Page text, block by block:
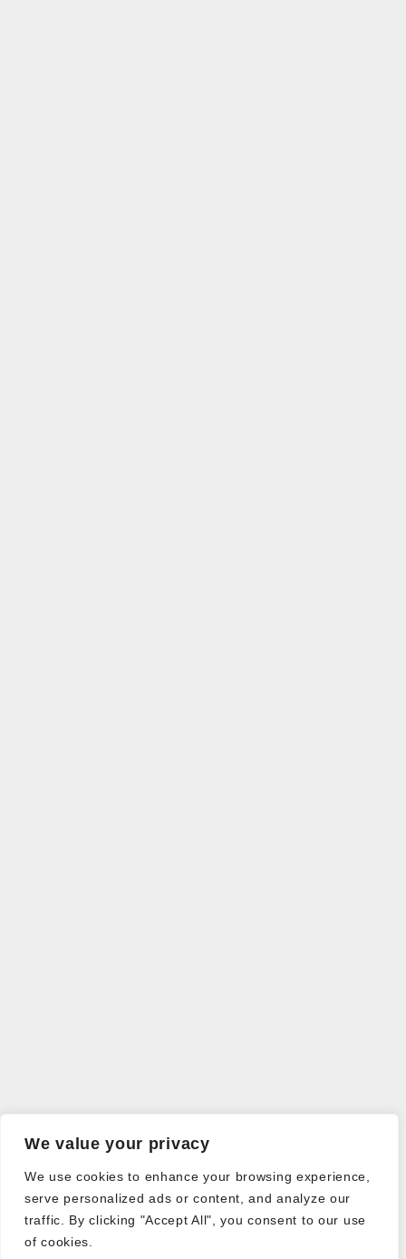
We value your privacy
We use cookies to enhance your browsing experience,
serve personalized ads or content, and analyze our
traffic. By clicking "Accept All", you consent to our use
of cookies.